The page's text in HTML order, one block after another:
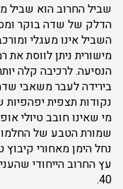
שביל החרוב הוא שביל
הדלק של שדה בוקר
השביל אינו מעגלי
מישורית ניתן לווסת
הנסיעה. לרכיבה קלה
בירידה לעבר משאבי
נקודות תצפית
מי שאינו חובב טיולי
שמורת הטבע של
נחל הימן מאחורי
עץ החרוב הייחודי
40.